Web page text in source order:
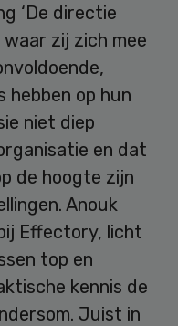
‘De directie
zij zich mee
hebben op hun
niet diep
en dat
de hoogte zijn
Anouk
Effectory, licht
top en
kennis de
Juist in